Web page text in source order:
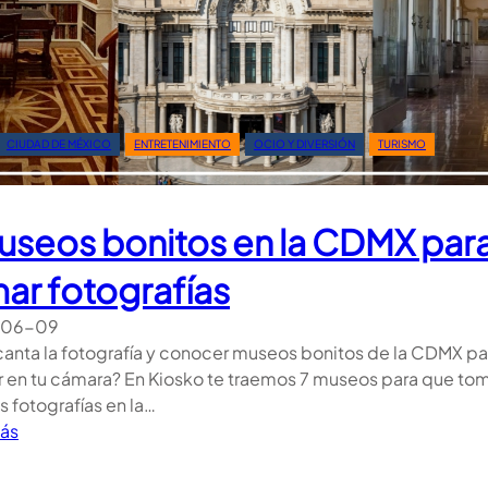
b
r
i
j
e
s
M
n
u
m
e
n
t
a
l
e
CIUDAD DE MÉXICO ENTRETENIMIENTO OCIO Y DIVERSIÓN TURISMO
bonitos en la CDMX
fotografías
09
la fotografía y conocer museos bonitos de la CDMX
en tu cámara? En Kiosko te traemos 7 museos para que
fotografías en la…
: